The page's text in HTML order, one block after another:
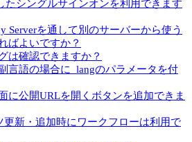
たシングルサインオンを利用できます
Serverを通して別のサーバーから使う
ばよいですか？
は確認できますか？
言語の場合に_langのパラメータを付
に公開URLを開くボタンを追加できま
更新・追加時にワークフローは利用で